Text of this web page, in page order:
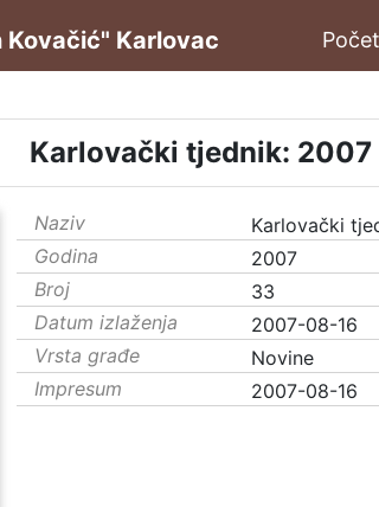
Kovačić" Karlovac
Karlovački tjednik: 2007
Naziv
Karlovački
Godina
2007
Broj
33
Datum izlaženja
2007-08-16
Vrsta građe
Novine
Impresum
2007-08-16